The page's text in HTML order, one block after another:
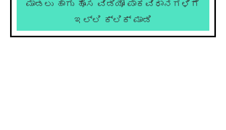
ಮಾಡಲು ಹಾಗು ಹೊಸ ವಿಡಿಯೋ ಪಾಕವಿಧಾನಗಳಿಗೆ
ಇಲ್ಲಿ ಕ್ಲಿಕ್ ಮಾಡಿ